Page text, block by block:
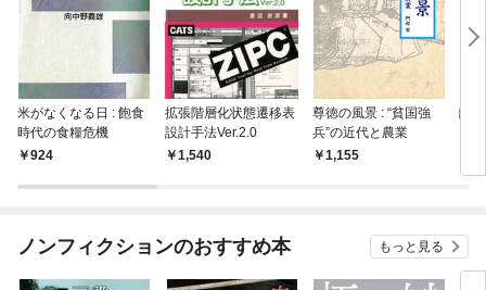
米がなくなる日 : 飽食
時代の食糧危機
924
拡張階層化状態遷移表
設計手法Ver.2.0
1,540
尊徳の風景 : “貧国強
兵”の近代と農業
1,155
離
ノンフィクションのおすすめ本 もっと見る